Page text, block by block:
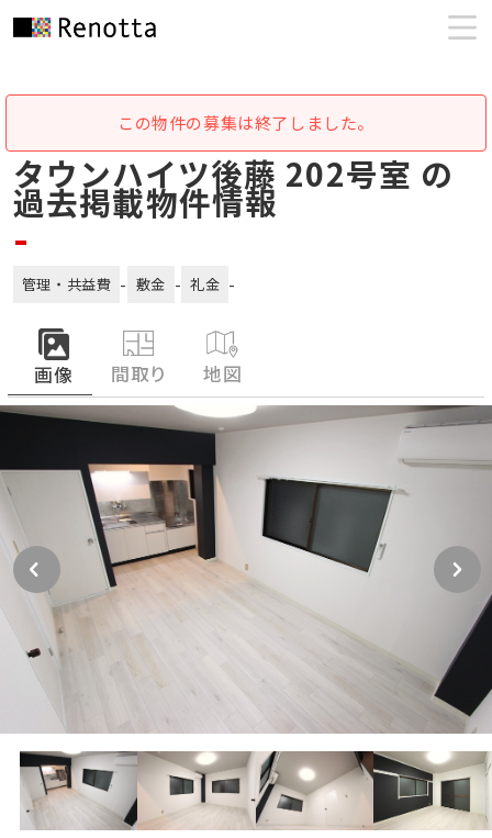
この物件の募集は終了しました。
タウンハイツ後藤 202号室 の
過去掲載物件情報
-
管理・共益費 - 敷金 - 礼金 -
画像 間取り 地図